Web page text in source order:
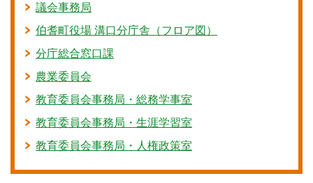
議会事務局
伯耆町役場 溝口分庁舎（フロア図）
分庁総合窓口課
農業委員会
教育委員会事務局・総務学事室
教育委員会事務局・生涯学習室
教育委員会事務局・人権政策室